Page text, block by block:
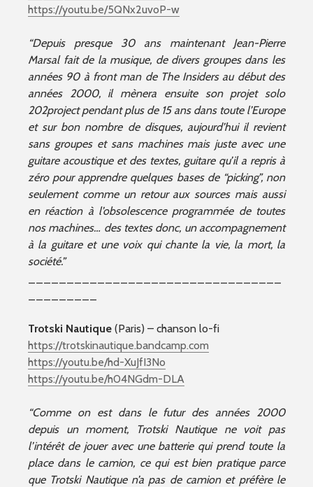
https://youtu.be/5QNx2uvoP-w
“Depuis presque 30 ans maintenant Jean-Pierre
Marsal fait de la musique, de divers groupes dans les
années 90 à front man de The Insiders au début des
années 2000, il mènera ensuite son projet solo
202project pendant plus de 15 ans dans toute l’Europe
et sur bon nombre de disques, aujourd’hui il revient
sans groupes et sans machines mais juste avec une
guitare acoustique et des textes, guitare qu’il a repris à
zéro pour apprendre quelques bases de “picking”, non
seulement comme un retour aux sources mais aussi
en réaction à l’obsolescence programmée de toutes
nos machines… des textes donc, un accompagnement
à la guitare et une voix qui chante la vie, la mort, la
société.”
Trotski Nautique (Paris) – chanson lo-fi
https://trotskinautique.bandcamp.com
https://youtu.be/hd-XuJfI3No
https://youtu.be/h04NGdm-DLA
“Comme on est dans le futur des années 2000
depuis un moment, Trotski Nautique ne voit pas
l’intérêt de jouer avec une batterie qui prend toute la
place dans le camion, ce qui est bien pratique parce
que Trotski Nautique n’a pas de camion et préfère le